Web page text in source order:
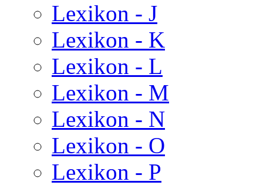
Lexikon - J
Lexikon - K
Lexikon - L
Lexikon - M
Lexikon - N
Lexikon - O
Lexikon - P